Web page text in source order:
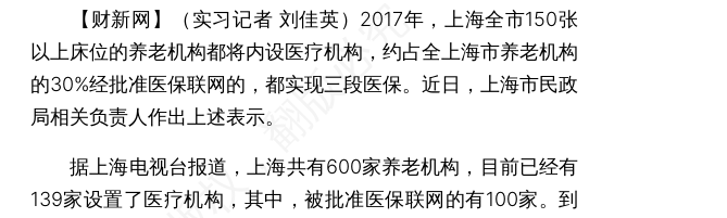
【财新网】（实习记者 刘佳英） 2017年，上海全市150张
以上床位的养老机构都将内设医疗机构，约占全上海市养老机构
的30%经批准医保联网的，都实现三段医保。近日，上海市民政
局相关负责人作出上述表示。
据上海电视台报道，上海共有600家养老机构，目前已经有
139家设置了医疗机构，其中，被批准医保联网的有100家。到